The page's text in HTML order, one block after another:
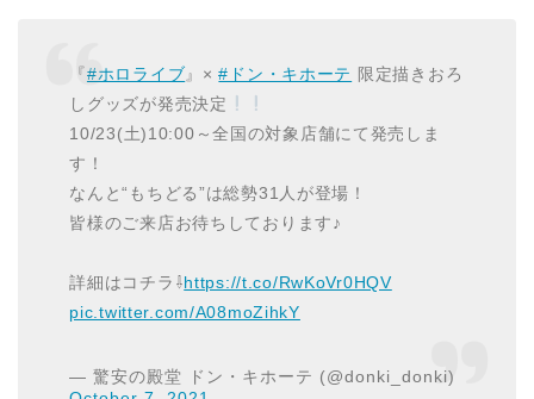
『#ホロライブ』×#ドン・キホーテ 限定描きおろ
しグッズが発売決定
10/23(土)10:00～全国の対象店舗にて発売しま
す！
なんと“もちどる”は総勢31人が登場！
皆様のご来店お待ちしております♪
詳細はコチラ⇩https://t.co/RwKoVr0HQV
pic.twitter.com/A08moZihkY
— 驚安の殿堂 ドン・キホーテ (@donki_donki)